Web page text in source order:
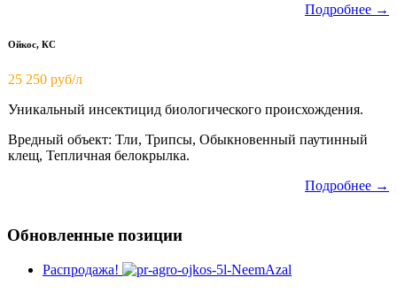
Подробнее →
Ойкос, КС
25 250 руб/л
Уникальный инсектицид биологического происхождения.
Вредный объект: Тли, Трипсы, Обыкновенный паутинный
клещ, Тепличная белокрылка.
Подробнее →
Обновленные позиции
Распродажа!